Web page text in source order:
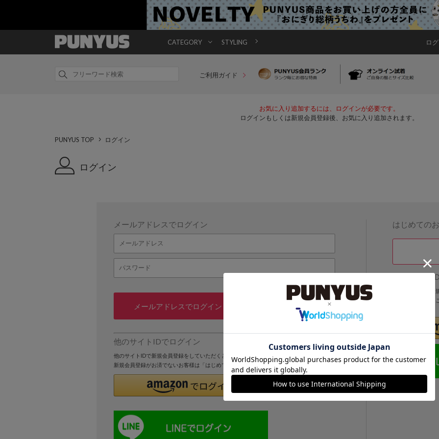
CATEGORY STYLING ロ
ご利用ガイド
お気に入り追加するには、ログインが必要です。
ログインもしくは新規会員登録後、お気に入り追加されます。
PUNYUS TOP ログイン
ログイン
メールアドレスでログイン
メールアドレスでログイン
メールアドレス・パスワードを
他のサイトIDでログイン
他のサイトIDで新規会員登録をしていただくと次回以降、そのIDでログインすることができます。
新規会員登録がお済でないお客様は「はじめてのお客様」より登録をおこなってください。
はじめての
他のサイト
他のサイトIDで
IDでログインする